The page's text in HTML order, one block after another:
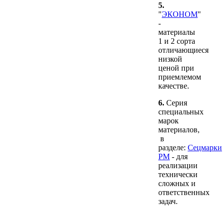
5.
"ЭКОНОМ"
-
материалы
1 и 2 сорта
отличающиеся
низкой
ценой при
приемлемом
качестве.
6. Серия
специальных
марок
материалов,
в
разделе: Сецмарки
РМ - для
реализации
технически
сложных и
ответственных
задач.